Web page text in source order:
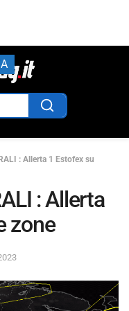
: Allerta 1 Estofex su
: Allerta
zone